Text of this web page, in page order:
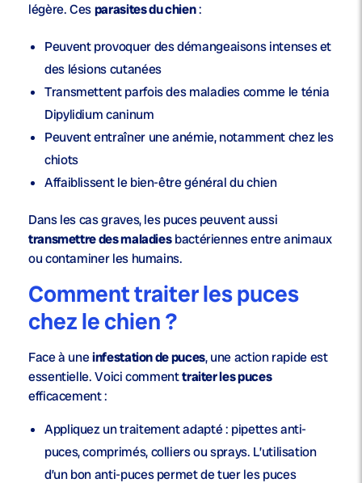
légère. Cesparasites du chien:
Peuvent provoquer des démangeaisons intenses et
des lésions cutanées
Transmettent parfois des maladies comme leténia
Dipylidium caninum
Peuvent entraîner uneanémie, notamment chez les
chiots
Affaiblissent lebien-êtregénéral du chien
Dans les cas graves, les puces peuvent aussi
transmettre des maladiesbactériennes entre animaux
ou contaminer les humains.
Comment traiter les puces
chez le chien ?
Face à uneinfestation de puces, une action rapide est
essentielle. Voici commenttraiter les puces
efficacement :
Appliquez un traitement adapté : pipettes anti-
puces, comprimés, colliers ou sprays. L’utilisation
d’un bonanti-pucespermet de tuer les puces